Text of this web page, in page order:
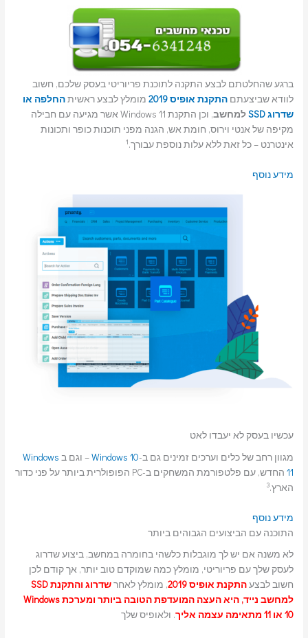
ברגע שהחלטתם לבצע התקנה לתוכנת פריוריטי בעסק שלכם, חשוב
לוודא שביצעתםהתקנת אופיס 2019 מומלץ לבצע ראשיתהחלפה או
שדרוג SSD
למחשב
, וכן התקנת Windows 11 אשר מגיעה עם חבילה
מקיפה של אנטי וירוס, חומת אש, הגנה מפני תוכנות כופר ותכונות
אינטרנט – כל זאת ללא עלות נוספת עבורך.1
מידע נוסף
עכשיו בעסק לא יעבדו לאט
מגוון רחב של כלים וערכים זמינים גם ב-Windows 10– וגם ב Windows
11
החדש, עם פלטפורמת המשחקים ב-PC הפופולרית ביותר על פני כדור
הארץ.3
מידע נוסף
התוכנה עם הביצועים הגבוהים ביותר
לא משנה אם יש לך מוגבלות כלשהי בחומרה במחשב, ביצוע שדרוג
לעסק שלך עם פריוריטי, מומלץ כמה שמוקדם טוב יותר, אך קודם לכן
חשוב לבצעהתקנת אופיס 2019 , מומלץ לאחר
שדרוג והתקנת SSD
למחשב נייד, היא העצה המועדפת הטובה ביותר ומערכת Windows
10 או 11 מתאימה עצמה אליך
. ולאופיס שלך